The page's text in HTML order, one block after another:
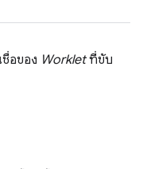
อของ Workletที่ขับ